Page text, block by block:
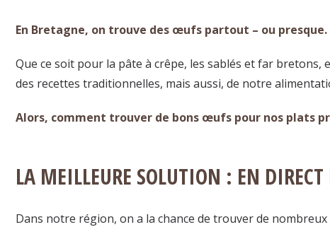
En Bretagne, on trouve des œufs partout – ou presque.
Que ce soit pour la pâte à crêpe, les sablés et far bretons,
des recettes traditionnelles, mais aussi, de notre
Alors, comment trouver de bons œufs pour nos plats
LA MEILLEURE SOLUTION : EN DIRECT
Dans notre région, on a la chance de trouver de nombreux